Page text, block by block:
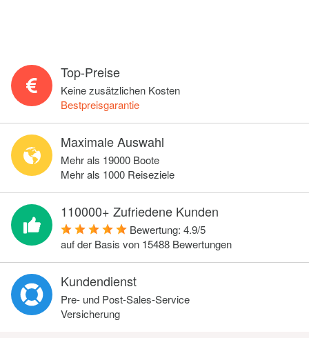
Top-Preise
Keine zusätzlichen Kosten
Bestpreisgarantie
Maximale Auswahl
Mehr als 19000 Boote
Mehr als 1000 Reiseziele
110000+ Zufriedene Kunden
Bewertung: 4.9/5
auf der Basis von 15488 Bewertungen
Kundendienst
Pre- und Post-Sales-Service
Versicherung